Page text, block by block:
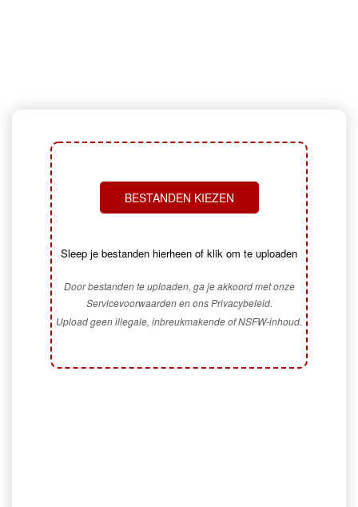
BESTANDEN KIEZEN
Sleep je bestanden hierheen of klik om te uploaden
Door bestanden te uploaden, ga je akkoord met onze
Servicevoorwaarden en ons Privacybeleid.
Upload geen illegale, inbreukmakende of NSFW-inhoud.